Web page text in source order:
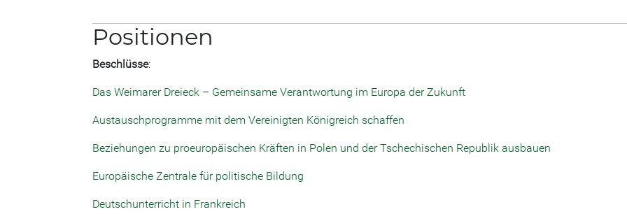
Positionen
Beschlüsse:
Das Weimarer Dreieck – Gemeinsame Verantwortung im Europa der Zukunft
Austauschprogramme mit dem Vereinigten Königreich schaffen
Beziehungen zu proeuropäischen Kräften in Polen und der Tschechischen Republik ausbauen
Europäische Zentrale für politische Bildung
Deutschunterricht in Frankreich